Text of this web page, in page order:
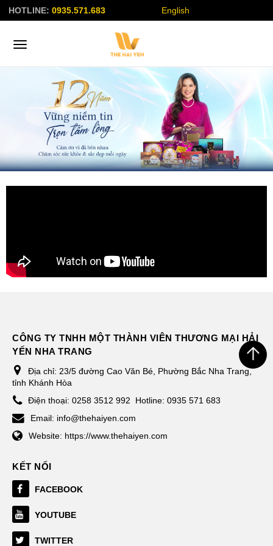
HOTLINE: 0935.571.683 English
CÔNG TY TNHH MỘT THÀNH VIÊN THƯƠNG MẠI HẢI
YẾN NHA TRANG
Địa chỉ: 23/5 đường Cao Văn Bé, Phường Bắc Nha Trang,
tỉnh Khánh Hòa
Điện thoại: 0258 3512 992
Hotline: 0935 571 683
Email: info@thehaiyen.com
Website: https://www.thehaiyen.com
KẾT NỐI
FACEBOOK
YOUTUBE
TWITTER